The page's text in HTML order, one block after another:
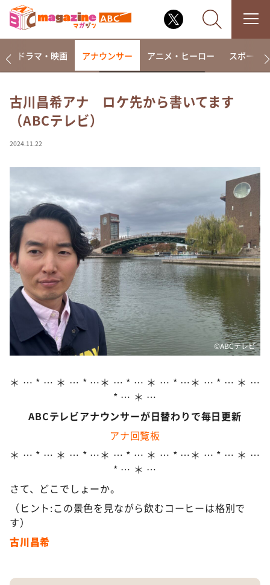
なるみ・岡村の過ぎるTV
相席食堂
～人生密着トークバラエティ！～ やすとものいたっ
探偵！ナイトスクープ
news おかえり
河合＆A.B.C-Z塚田×福井アナ「なんでやねん！？」
（news おかえり）
DAIGOも台所 ～きょうの献立 何にする？～
本日はダイアンなり！シーズン２
朝だ！生です旅サラダ
教えて！ニュースライブ 正義のミカタ
ＬＩＦＥ～夢のカタチ～
新婚さんいらっしゃい！
ザキ山小屋本館
アナ回覧板
ドラマ・映画 アナウンサー アニメ・ヒーロー スポーツ
古川昌希アナ ロケ先から書いてます
（ABCテレビ）
2024.11.22
©️ABCテレビ
＊ … * … ＊ … * …＊ … * … ＊ … * …＊ … * … ＊ …
* … ＊ …
ABCテレビアナウンサーが日替わりで毎日更新
アナ回覧板
＊ … * … ＊ … * …＊ … * … ＊ … * …＊ … * … ＊ …
* … ＊ …
さて、どこでしょーか。
（ヒント:この景色を見ながら飲むコーヒーは格別で
す）
古川昌希